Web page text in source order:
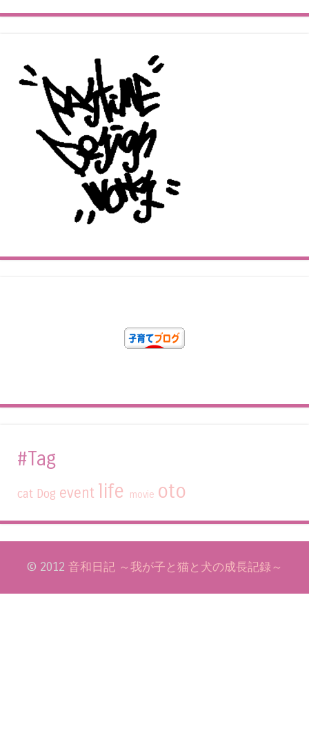
#Tag
cat Dog event life movie oto
© 2012 音和日記 ～我が子と猫と犬の成長記録～